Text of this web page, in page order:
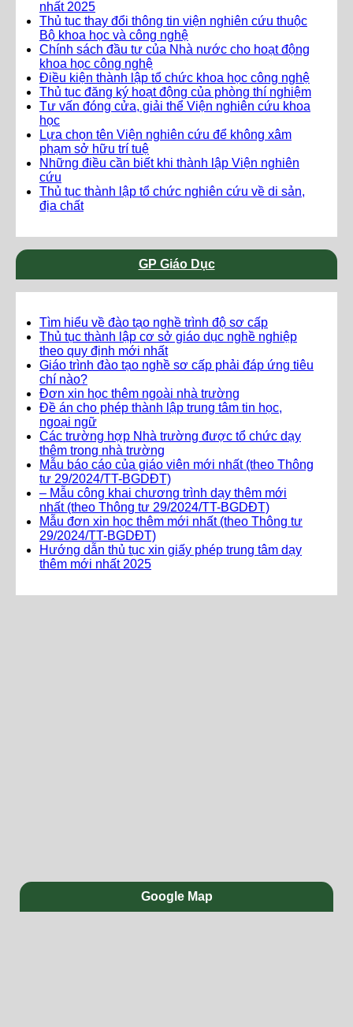
nhất 2025
Thủ tục thay đổi thông tin viện nghiên cứu thuộc
Bộ khoa học và công nghệ
Chính sách đầu tư của Nhà nước cho hoạt động
khoa học công nghệ
Điều kiện thành lập tổ chức khoa học công nghệ
Thủ tục đăng ký hoạt động của phòng thí nghiệm
Tư vấn đóng cửa, giải thể Viện nghiên cứu khoa
học
Lựa chọn tên Viện nghiên cứu để không xâm
phạm sở hữu trí tuệ
Những điều cần biết khi thành lập Viện nghiên
cứu
Thủ tục thành lập tổ chức nghiên cứu về di sản,
địa chất
GP Giáo Dục
Tìm hiểu về đào tạo nghề trình độ sơ cấp
Thủ tục thành lập cơ sở giáo dục nghề nghiệp
theo quy định mới nhất
Giáo trình đào tạo nghề sơ cấp phải đáp ứng tiêu
chí nào?
Đơn xin học thêm ngoài nhà trường
Đề án cho phép thành lập trung tâm tin học,
ngoại ngữ
Các trường hợp Nhà trường được tổ chức dạy
thêm trong nhà trường
Mẫu báo cáo của giáo viên mới nhất (theo Thông
tư 29/2024/TT-BGDĐT)
– Mẫu công khai chương trình dạy thêm mới
nhất (theo Thông tư 29/2024/TT-BGDĐT)
Mẫu đơn xin học thêm mới nhất (theo Thông tư
29/2024/TT-BGDĐT)
Hướng dẫn thủ tục xin giấy phép trung tâm dạy
thêm mới nhất 2025
Google Map